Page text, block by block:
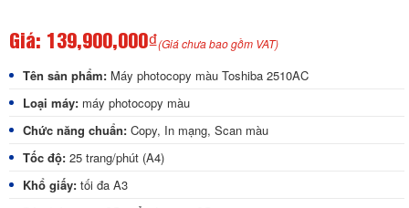
Giá: 139,900,000₫(Giá chưa bao gồm VAT)
Tên sản phẩm: Máy photocopy màu Toshiba 2510AC
Loại máy: máy photocopy màu
Chức năng chuẩn: Copy, In mạng, Scan màu
Tốc độ: 25 trang/phút (A4)
Khổ giấy: tối đa A3